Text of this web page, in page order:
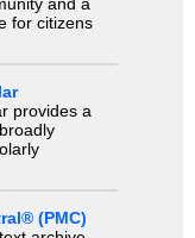
for citizens
provides a
(PMC)